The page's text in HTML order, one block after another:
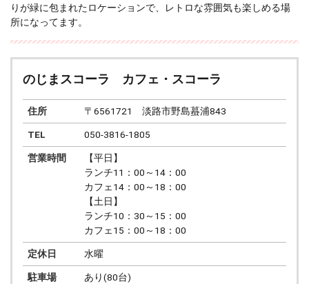
りが緑に包まれたロケーションで、レトロな雰囲気も楽しめる場
所になってます。
のじまスコーラ カフェ・スコーラ
住所 〒6561721 淡路市野島蟇浦843
TEL 050-3816-1805
営業時間
【平日】
ランチ11：00～14：00
カフェ14：00～18：00
【土日】
ランチ10：30～15：00
カフェ15：00～18：00
定休日 水曜
駐車場 あり(80台)